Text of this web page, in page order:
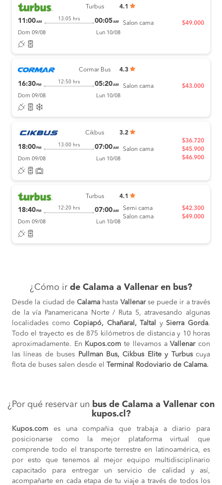
Turbus 4.1
11:00AM
13:05 hrs 00:05AM
Dom 09/08 Lun 10/08
Salon cama $49.000
Cormar Bus 4.3
16:30 PM
12:50 hrs 05:20AM
Dom 09/08 Lun 10/08
Salon cama $43.000
Cikbus 3.2
18:00 PM
13:00 hrs 07:00AM
Dom 09/08 Lun 10/08
Salon cama
$36.720
$45.900
$46.900
Turbus 4.1
18:40PM
12:20 hrs 07:00AM
Dom 09/08 Lun 10/08
Semi cama
Salon cama
$42.300
$49.000
¿Cómo ir de Calama a Vallenar en bus?
Desde la ciudad deCalama hasta Vallenar se puede ir a través
de la vía Panamericana Norte / Ruta 5, atravesando algunas
localidades como Copiapó, Chañaral, Taltal ySierra Gorda.
Todo el trayecto es de 875 kilómetros de distancia y 10 horas
aproximadamente. En Kupos.com te llevamos aVallenarcon
las líneas de buses Pullman Bus, Cikbus Elite y Turbuscuya
flota de buses salen desde el Terminal Rodoviario de Calama.
¿Por qué reservar un bus de Calama a Vallenar con
kupos.cl?
Kupos.com es una compañia que trabaja a diario para
posicionarse como la mejor plataforma virtual que
comprende todo el transporte terrestre en latinoamérica, es
por esto que tenemos al mejor equipo multidisciplinario
capacitado para entregar un servicio de calidad y así,
acompañarte en cada etapa de tu viaje a través de todos los